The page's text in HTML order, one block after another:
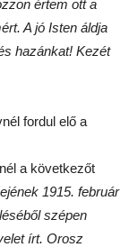
értem ott a
A jó Isten áldja
hazánkat! Kezét
fordul elő a
a következőt
1915. február
szépen
írt. Orosz